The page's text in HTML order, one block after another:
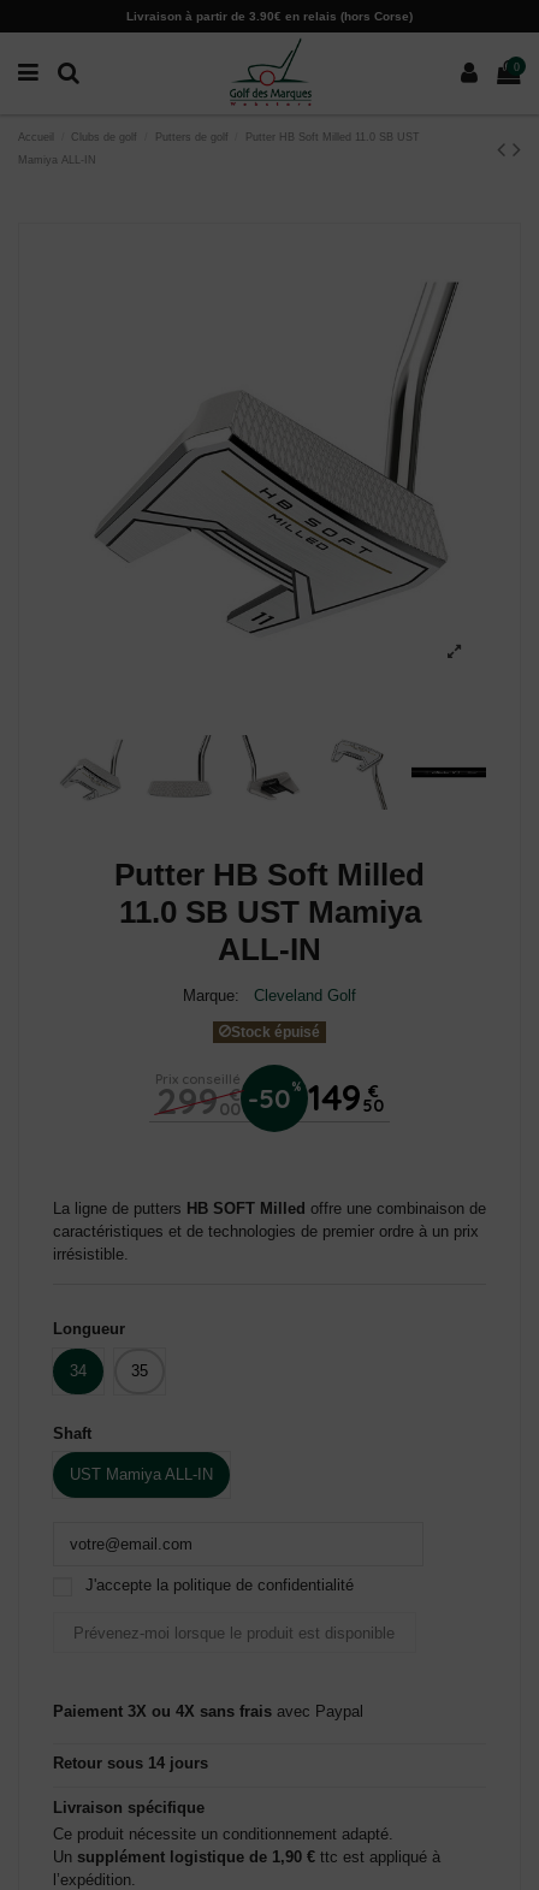
Livraison à partir de 3.90€ en relais (hors Corse)
0
Accueil Clubs de golf Putters de golf
Putter HB Soft Milled 11.0 SB UST
Mamiya ALL-IN
Putter HB Soft Milled
11.0 SB UST Mamiya
ALL-IN
Marque: Cleveland Golf
Stock épuisé
Prix conseillé
299 €
00 -50% 149 €
50
La ligne de putters HB SOFT Milled offre une combinaison de
caractéristiques et de technologies de premier ordre à un prix
irrésistible.
Longueur
34 35
Shaft
UST Mamiya ALL-IN
J'accepte la politique de confidentialité
Paiement 3X ou 4X sans frais avec Paypal
Retour sous 14 jours
Livraison spécifique
Ce produit nécessite un conditionnement adapté.
Un supplément logistique de 1,90 € ttc est appliqué à
l’expédition.
Paramètres des cookies